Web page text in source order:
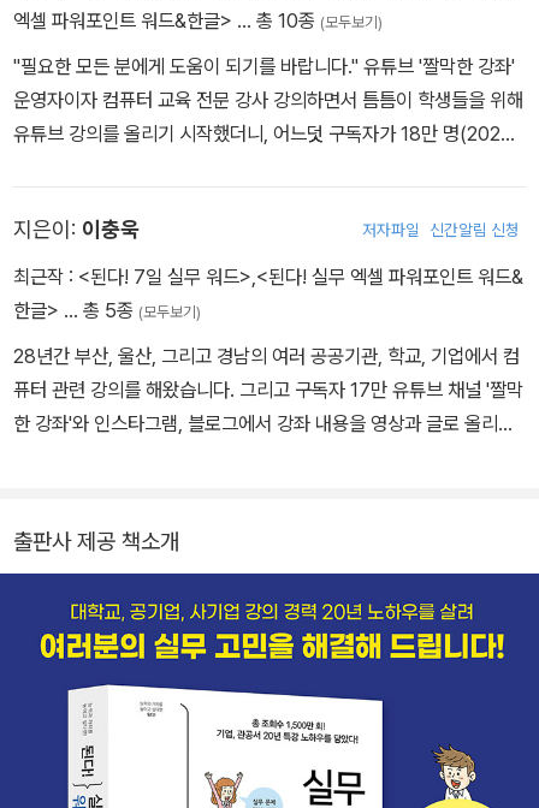
엑셀 파워포인트 워드&한글> … 총 10종 (모두보기)
"필요한 모든 분에게 도움이 되기를 바랍니다." 유튜브 '짤막한 강좌'
운영자이자 컴퓨터 교육 전문 강사 강의하면서 틈틈이 학생들을 위해
유튜브 강의를 올리기 시작했더니, 어느덧 구독자가 18만 명(2026
전문가이다. 경력 및 활동 o 이한아이티 공동 대표 o 클래스101, 인
프런, 티처빌 등 온라인 강좌 출강 o 부산교육연수원, NHN 외 공공
기관 및 기업체 다수 출강 o EBS컴퓨터활용능력시험 1, 2급 엑셀 실
글》 집필 o 《된다! 실무 엑셀 파워포인트 워드 & 한글》 공동 집필 o
《된다! 7일 실무 워드》, 《된다! 7일 구글 스프레드시트》 감수 저자와
소통할 수 있는 공간 [유튜브] youtube.com/짤막한강좌 [블로그]
지은이: 이충욱 저자파일 신간알림 신청
최근작 : <된다! 7일 실무 워드> <된다! 실무 엑셀 파워포인트 워드&
한글> … 총 5종 (모두보기)
28년간 부산, 울산, 그리고 경남의 여러 공공기관, 학교, 기업에서 컴
퓨터 관련 강의를 해왔습니다. 그리고 구독자 17만 유튜브 채널 '짤막
한 강좌'와 인스타그램, 블로그에서 강좌 내용을 영상과 글로 올리고
수 있다고 믿습니다. 원하지 않는 사람에게 억지로 가르쳐야 하는 것
럼 배움을 필요로 하는 분께 작으나마 도움이 되도록 노력하고 있습
니다. 강의에서 받은 질문의 답을 찾으려고 궁리하다 보면 수수께끼
를 푸는 것처럼 재밌습니다. 그리고 이 질문이 기본 기능을 교육할 때
는 생각하지 못한 다양한 형식의 실무 내용이라, 마치 경험해 보지 못
한 삶을 들여다보는 느낌이어서 힘들기보다 오히려 즐겁습니다. 또
이런 질문은 새로 만드는 강좌의 아이디어가 되어 더더욱 반갑습니
출판사 제공 책소개